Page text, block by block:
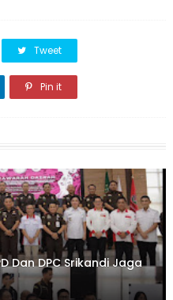
Tweet
Pin it
Dan DPC Srikandi Jaga